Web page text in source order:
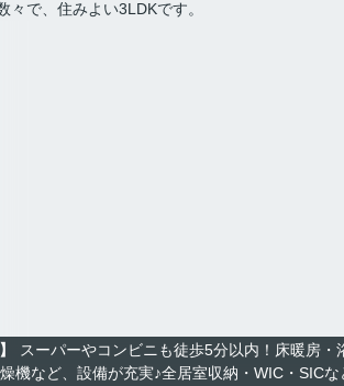
スーパーやコンビニも徒歩5分以内！床暖房・
機など、設備が充実♪全居室収納・WIC・SIC